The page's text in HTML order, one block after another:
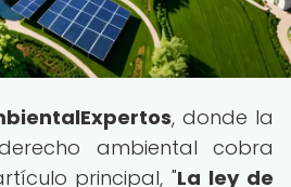
, donde la
ambiental cobra
principal, "La ley de